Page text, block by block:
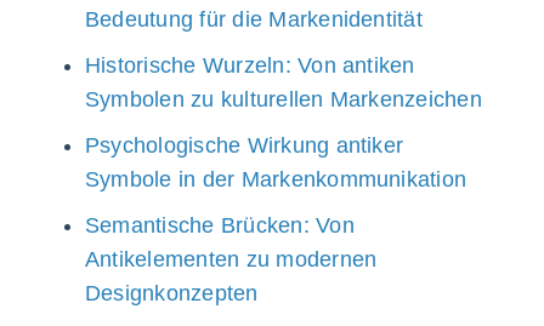
Bedeutung für die Markenidentität
Historische Wurzeln: Von antiken
Symbolen zu kulturellen Markenzeichen
Psychologische Wirkung antiker
Symbole in der Markenkommunikation
Semantische Brücken: Von
Antikelementen zu modernen
Designkonzepten